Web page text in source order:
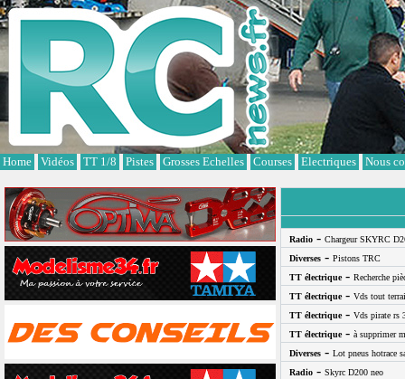
Home Vidéos TT 1/8 Pistes Grosses Echelles Courses Electriques Nous
Radio - Chargeur SKYRC
Diverses - Pistons TRC
TT électrique- Recherche
TT électrique- Vds tout
TT électrique- Vds pirate rs
TT électrique- à supprimer
Diverses - Lot pneus hotrace
Radio - Skyrc D200 neo
Cookies management panel